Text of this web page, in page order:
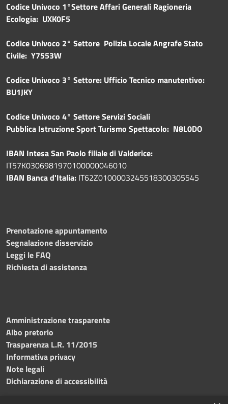
Codice Univoco 1°Settore Affari Generali Ragioneria
Ecologia: UXK0F5
Codice Univoco 2° Settore Polizia Locale Angrafe Stato
Civile: Y7553W
Codice Univoco 3° Settore: Ufficio Tecnico manutentivo:
BU1JKY
Codice Univoco 4° Settore Servizi Sociali
Pubblica Istruzione Sport Turismo Spettacolo: N8L0DO
IBAN Intesa San Paolo filiale di Valderice:
IT57K0306981970100000046010
IBAN Banca d'Italia: IT62Z0100003245518300305545
Prenotazione appuntamento
Segnalazione disservizio
Leggi le FAQ
Richiesta di assistenza
Amministrazione trasparente
Albo pretorio
Trasparenza L.R. 11/2015
Informativa privacy
Note legali
Dichiarazione di accessibilità